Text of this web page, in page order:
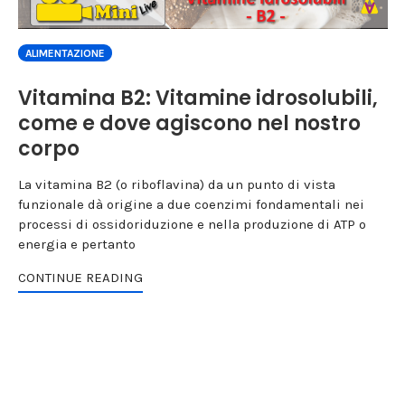
ALIMENTAZIONE
Vitamina B2: Vitamine idrosolubili,
come e dove agiscono nel nostro
corpo
La vitamina B2 (o riboflavina) da un punto di vista
funzionale dà origine a due coenzimi fondamentali nei
processi di ossidoriduzione e nella produzione di ATP o
energia e pertanto
CONTINUE READING